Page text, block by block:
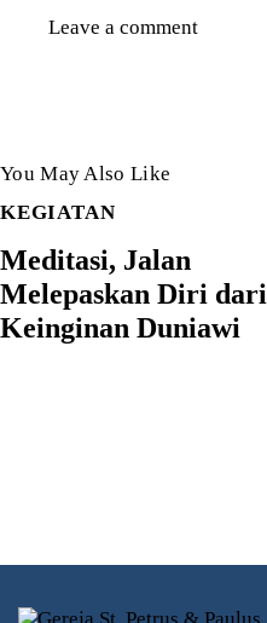
You May Also Like
KEGIATAN
Meditasi, Jalan
Melepaskan Diri dari
Keinginan Duniawi